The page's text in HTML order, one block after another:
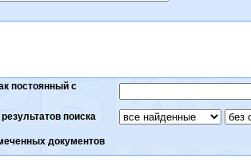
постоянный с
поиска
документов